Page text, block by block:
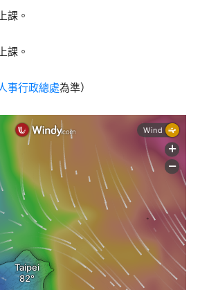
課。
課。
事行政總處為準）